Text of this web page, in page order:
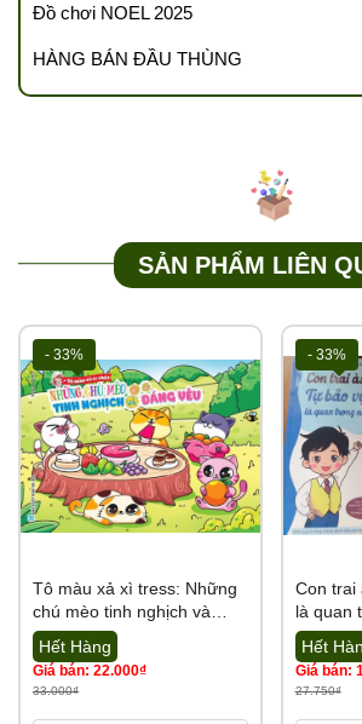
- Khám phá Tiềm năng con trẻ - CÂU ĐỐ
trang
📌 TUTIKIDS CAM KẾT
hàng đồ chơi thông minh cho trẻ em, đồ chơi
phòng phẩm giá sỉ - giá rẻ tốt nhất thị trường
CAM KẾT CHẤT LƯỢNG sản phẩm &
móp hộp trong quá trình vận chuyển xa.
👉CAM KẾT GIẢM GIÁ khi nhập giảm
tranh tới Quý đại lý.
Liên hệ Hotline để giải đáp mọi thắc mắc về
0989.286.991
Cám ơn sự đồng hành của quý đại lý
https://tongkhotutikids.com/
Đồ chơi NOEL 2025
HÀNG BÁN ĐẦU THÙNG
SẢN PHẨM LIÊN
- 33%
Tô màu xả xì tress: Những
chú mèo tinh nghịch và
đáng yêu
Hết Hàng
Giá bán: 22.000₫
33.000₫
- 33%
Con trai
là quan
Hết
Giá bán:
27.750₫